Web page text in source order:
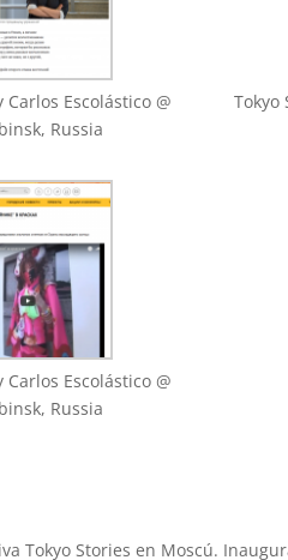
Carlos Escolástico @
Russia
Tokyo
Carlos Escolástico @
Russia
Tokyo Stories en Moscú.